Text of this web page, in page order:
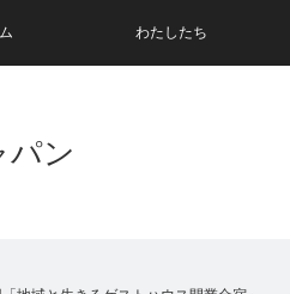
わたしたち
パン